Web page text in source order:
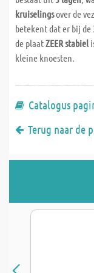
kruiselingsover de
betekent dat er bij
de plaatZEER stabiel
kleine knoesten.
Catalogus
Terug naar de